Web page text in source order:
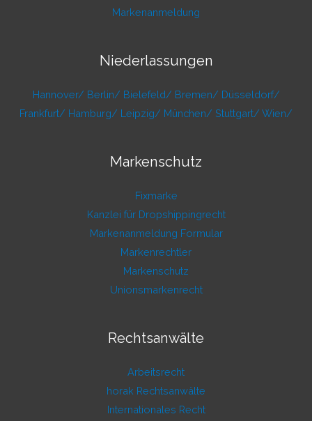
Markenanmeldung
Niederlassungen
Hannover/ Berlin/ Bielefeld/ Bremen/ Düsseldorf/
Frankfurt/ Hamburg/ Leipzig/ München/ Stuttgart/ Wien/
Markenschutz
Fixmarke
Kanzlei für Dropshippingrecht
Markenanmeldung Formular
Markenrechtler
Markenschutz
Unionsmarkenrecht
Rechtsanwälte
Arbeitsrecht
horak Rechtsanwälte
Internationales Recht